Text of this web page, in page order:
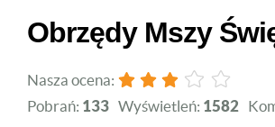
Obrzędy Mszy
Nasza ocena:
Pobrań: 133 Wyświetleń: 1582